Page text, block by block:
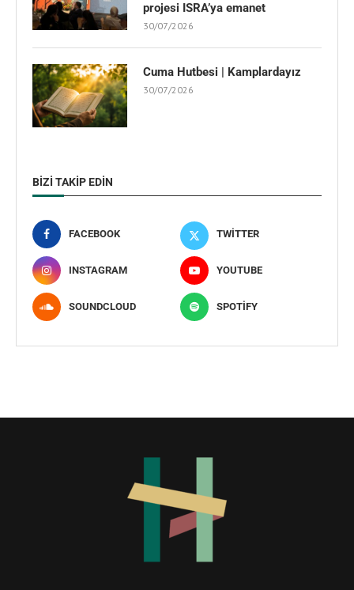
projesi ISRA’ya emanet
30/07/2026
Cuma Hutbesi | Kamplardayız
30/07/2026
BIZI TAKIP EDIN
FACEBOOK TWITTER
INSTAGRAM YOUTUBE
SOUNDCLOUD SPOTIFY